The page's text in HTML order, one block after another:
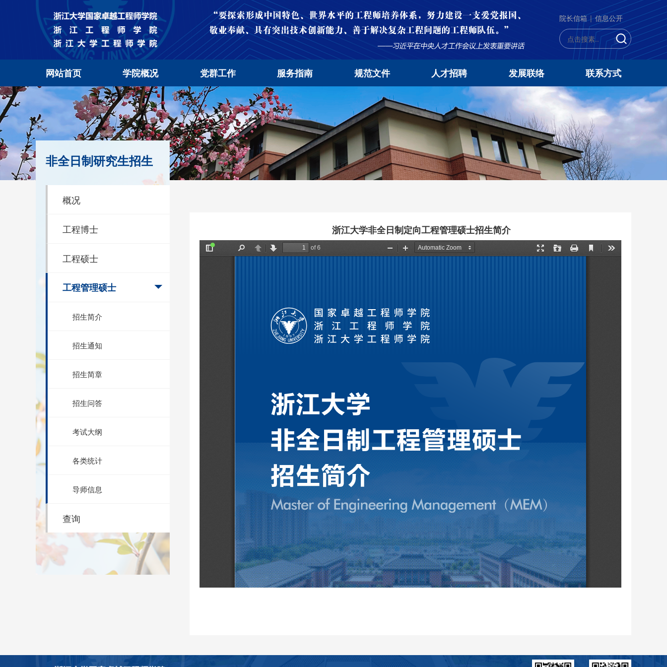
院长信箱|信息公开
网站首页 学院概况 党群工作 服务指南 规范文件 人才招聘 发展联络 联系方式
非全日制研究生招生
概况
工程博士
工程硕士
工程管理硕士
招生简介
招生通知
招生简章
招生问答
考试大纲
各类统计
导师信息
查询
浙江大学非全日制定向工程管理硕士招生简介